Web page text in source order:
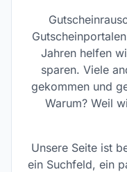
Jahren helfen
sparen. Viele
gekommen und
Warum? Weil
Unsere Seite ist
ein Suchfeld, ein